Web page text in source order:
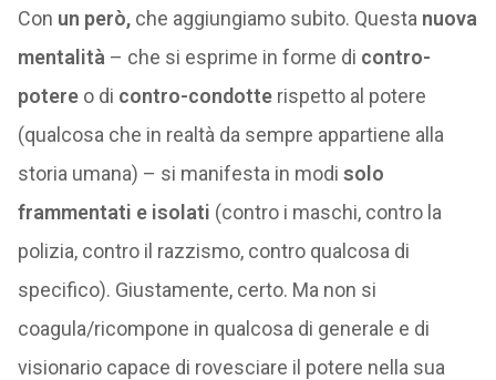
Con un però,che aggiungiamo subito. Questa nuova
mentalità – che si esprime in forme di contro-
potereo di contro-condotterispetto al potere
(qualcosa che in realtà da sempre appartiene alla
storia umana) – si manifesta in modi solo
frammentati e isolati (contro i maschi, contro la
polizia, contro il razzismo, contro qualcosa di
specifico). Giustamente, certo. Ma non si
coagula/ricompone in qualcosa di generale e di
visionario capace di rovesciare il potere nella sua